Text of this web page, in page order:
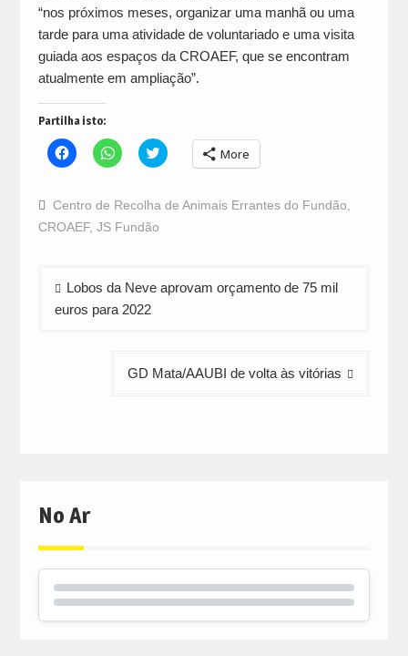
“nos próximos meses, organizar uma manhã ou uma
tarde para uma atividade de voluntariado e uma visita
guiada aos espaços da CROAEF, que se encontram
atualmente em ampliação”.
Partilha isto:
Click
to
Facebook
(Opens
in
new
Click
to
WhatsApp
(Opens
in
new
Click
to
Twitter
(Opens
More
Centro de Recolha de Animais Errantes do Fundão
CROAEF, JS Fundão
Navegação
de
Lobos da Neve aprovam orçamento de 75 mil
euros para 2022
GD Mata/AAUBI de volta às vitórias
No Ar